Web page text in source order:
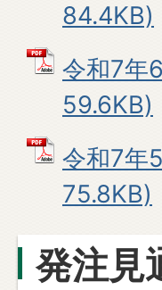
84.4KB)
令和7年
59.6KB)
令和7年
75.8KB)
発注見